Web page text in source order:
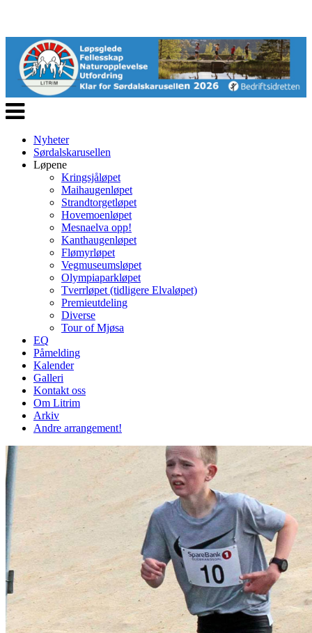
Veksle
navigasjon
Nyheter
Sørdalskarusellen
Løpene
Kringsjåløpet
Maihaugenløpet
Strandtorgetløpet
Hovemoenløpet
Mesnaelva opp!
Kanthaugenløpet
Flømyrløpet
Vegmuseumsløpet
Olympiaparkløpet
Tverrløpet (tidligere Elvaløpet)
Premieutdeling
Diverse
Tour of Mjøsa
EQ
Påmelding
Kalender
Galleri
Kontakt oss
Om Litrim
Arkiv
Andre arrangement!